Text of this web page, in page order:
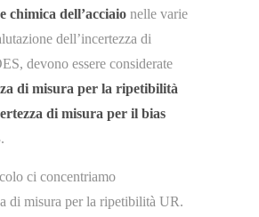
chimica dell’acciaio nelle varie
dell’incertezza di
devono essere considerate
di misura per la ripetibilità
di misura per il bias
.
ci concentriamo
di misura per la ripetibilità UR.